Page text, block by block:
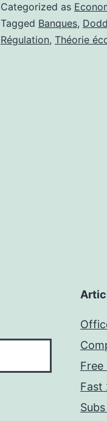
Categorized as
Tagged Banques,
Régulation, Théorie
Fast